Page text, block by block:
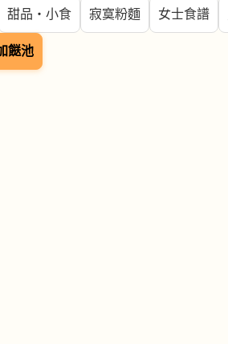
甜品・小食 寂寞粉麵 女士食譜
餸池